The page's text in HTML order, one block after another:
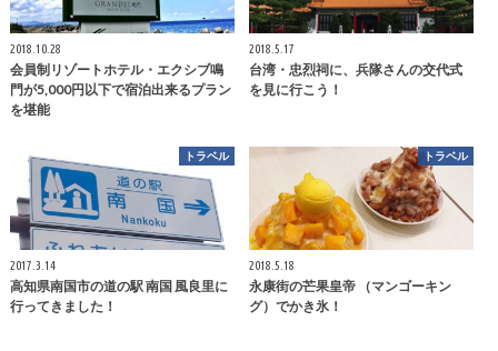
2018.10.28
会員制リゾートホテル・エクシブ鳴
門が5,000円以下で宿泊出来るプラン
を堪能
2018.5.17
台湾・忠烈祠に、兵隊さんの交代式
を見に行こう！
トラベル
2017.3.14
高知県南国市の道の駅 南国 風良里に
行ってきました！
トラベル
2018.5.18
永康街の芒果皇帝 （マンゴーキン
グ）でかき氷！